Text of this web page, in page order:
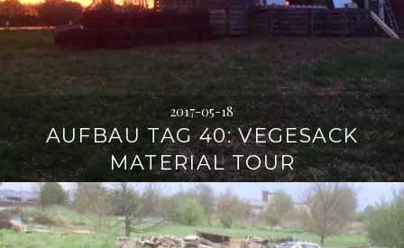
2017-05-18
AUFBAU TAG 40: VEGESACK
MATERIAL TOUR